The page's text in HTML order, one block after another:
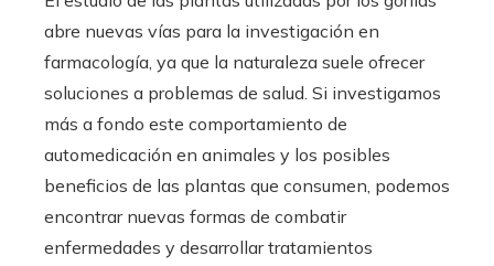
abre nuevas vías para la investigación en
farmacología, ya que la naturaleza suele ofrecer
soluciones a problemas de salud. Si investigamos
más a fondo este comportamiento de
automedicación en animales y los posibles
beneficios de las plantas que consumen, podemos
encontrar nuevas formas de combatir
enfermedades y desarrollar tratamientos